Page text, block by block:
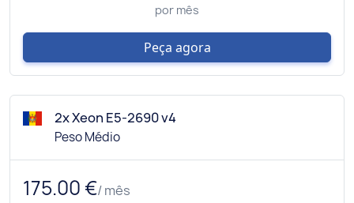
por mês
Peça agora
2x Xeon E5-2690 v4
Peso Médio
175.00 €/ mês